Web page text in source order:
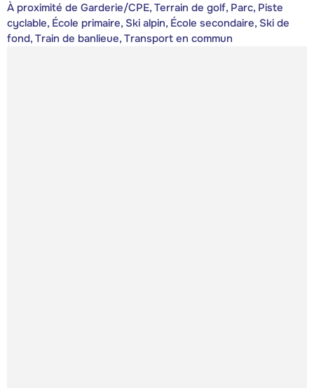
À proximité de Garderie/CPE, Terrain de golf, Parc, Piste
cyclable, École primaire, Ski alpin, École secondaire, Ski de
fond, Train de banlieue, Transport en commun